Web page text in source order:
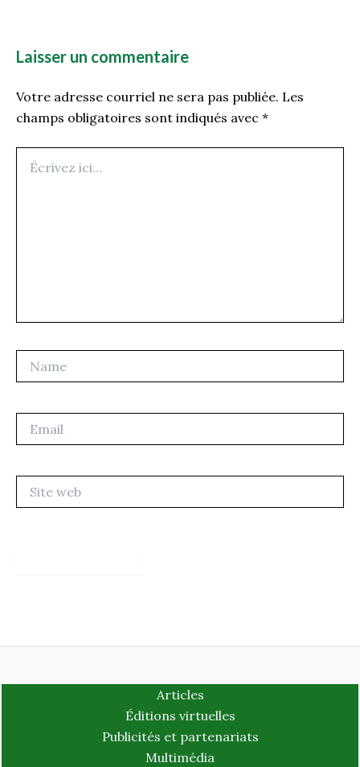
Laisser un commentaire
Votre adresse courriel ne sera pas publiée. Les
champs obligatoires sont indiqués avec *
ici…
web
Articles
Éditions virtuelles
Publicités et partenariats
Multimédia